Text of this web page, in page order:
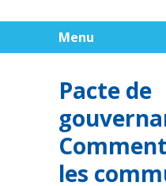
Menu
Pacte de
les